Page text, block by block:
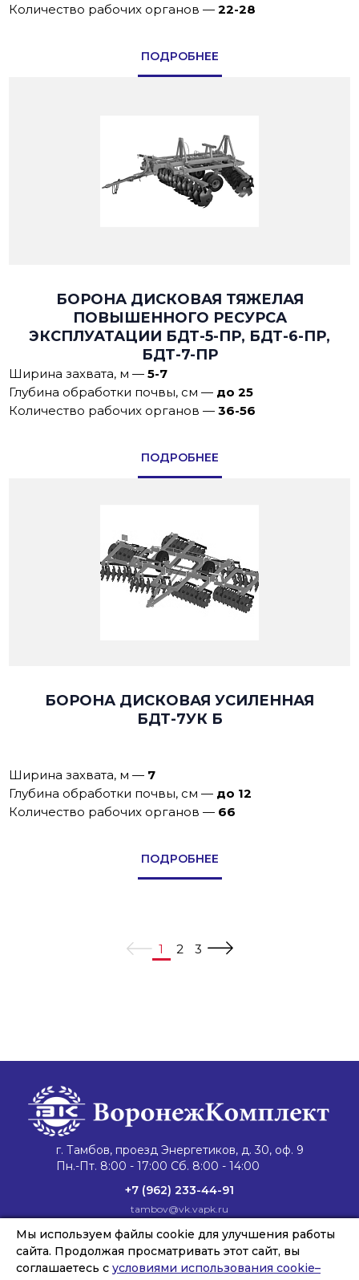
Количество рабочих органов —22-28
ПОДРОБНЕЕ
БОРОНА ДИСКОВАЯ ТЯЖЕЛАЯ
ПОВЫШЕННОГО РЕСУРСА
ЭКСПЛУАТАЦИИ БДТ-5-ПР, БДТ-6-ПР,
БДТ-7-ПР
Ширина захвата, м—5-7
Глубина обработки почвы, см — до 25
Количество рабочих органов —36-56
ПОДРОБНЕЕ
БОРОНА ДИСКОВАЯ УСИЛЕННАЯ
БДТ-7УК Б
Ширина захвата, м — 7
Глубина обработки почвы, см — до 12
Количество рабочих органов — 66
ПОДРОБНЕЕ
1 2 3
г. Тамбов, проезд Энергетиков, д. 30, оф. 9
Пн.-Пт. 8:00 - 17:00 Сб. 8:00 - 14:00
+7 (962) 233-44-91
tambov@vk.vapk.ru
ГлавнаяКаталог техники Запасные части
Сервис и ремонтЛизинг и кредитФилиалыО компании
НовостиКонтакты
Мы используем файлы cookie для улучшения работы
сайта. Продолжая просматривать этот сайт, вы
соглашаетесь с условиями использования cookie–